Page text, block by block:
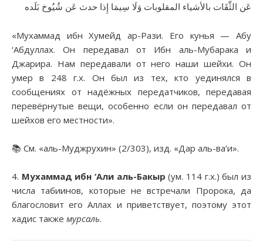
عَن الثِّقَات بالأشياء المقلوبات وَلَا سِيمَا إِذا حدث عَن شُيُوخ بَلَده
«Мухаммад ибн Хумейд ар-Рази. Его кунья — Абу
‘Абдуллах. Он передавал от Ибн аль-Мубарака и
Джарира. Нам передавали от него наши шейхи. Он
умер в 248 г.х. Он был из тех, кто уединялся в
сообщениях от надёжных передатчиков, передавая
перевёрнутые вещи, особенно если он передавал от
шейхов его местности».
📚 См. «аль-Муджрухин» (2/303), изд. «Дар аль-ва’и».
4. Мухаммад ибн ‘Али аль-Бакыр (ум. 114 г.х.) был из
числа табиинов, которые не встречали Пророка, да
благословит его Аллах и приветствует, поэтому этот
хадис также мурсаль.